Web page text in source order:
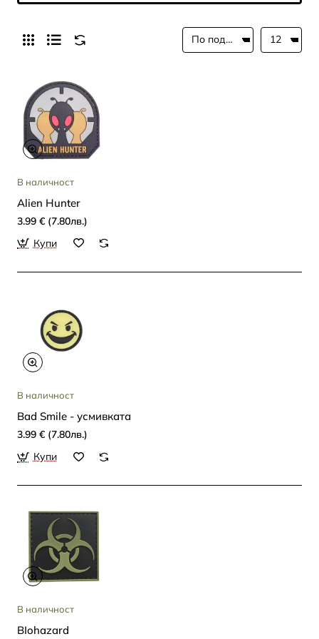
В наличност
Alien Hunter
3.99 € (7.80лв.)
Купи
В наличност
Bad Smile - усмивката
3.99 € (7.80лв.)
Купи
В наличност
BIohazard